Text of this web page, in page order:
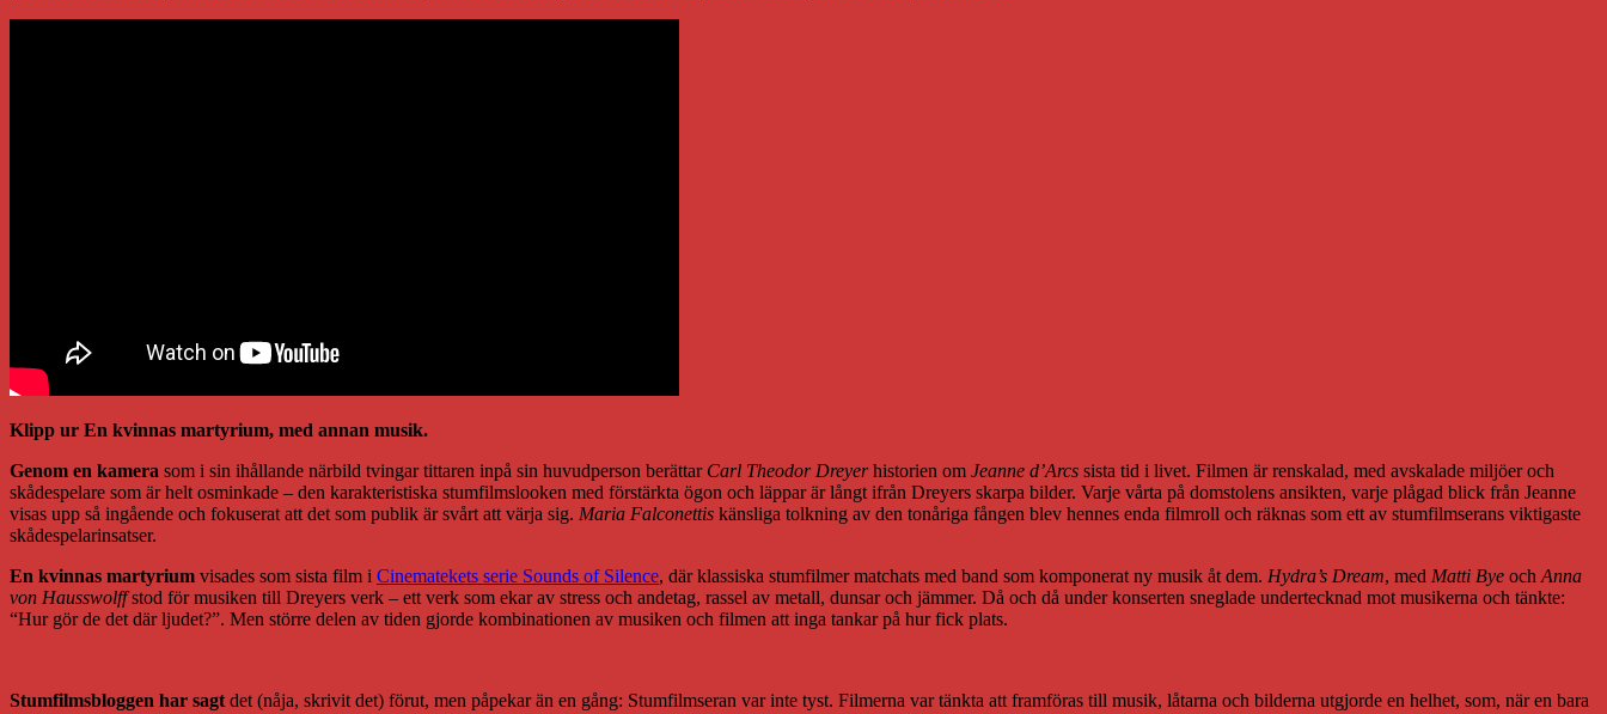
Klipp ur En kvinnas martyrium, med annan musik.
Genom en kamera som i sin ihållande närbild tvingar tittaren inpå sin huvudperson berättar Carl Theodor Dreyerhistorien om Jeanne d’Arcs sista tid i livet. Filmen är renskalad, med avskalade miljöer och
skådespelare som är helt osminkade – den karakteristiska stumfilmslooken med förstärkta ögon och läppar är långt ifrån Dreyers skarpa bilder. Varje vårta på domstolens ansikten, varje plågad blick från Jeanne
visas upp så ingående och fokuserat att det som publik är svårt att värja sig. Maria Falconettis känsliga tolkning av den tonåriga fången blev hennes enda filmroll och räknas som ett av stumfilmserans viktigaste
skådespelarinsatser.
En kvinnas martyrium visades som sista film i Cinematekets serie Sounds of Silence, där klassiska stumfilmer matchats med band som komponerat ny musik åt dem. Hydra’s Dream, med Matti Bye och Anna
von Hausswolffstod för musiken till Dreyers verk – ett verk som ekar av stress och andetag, rassel av metall, dunsar och jämmer. Då och då under konserten sneglade undertecknad mot musikerna och tänkte:
“Hur gör de det där ljudet?”. Men större delen av tiden gjorde kombinationen av musiken och filmen att inga tankar på hur fick plats.
Stumfilmsbloggen har sagt det (nåja, skrivit det) förut, men påpekar än en gång: Stumfilmseran var inte tyst. Filmerna var tänkta att framföras till musik, låtarna och bilderna utgjorde en helhet, som, när en bara